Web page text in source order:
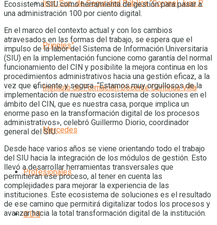
Inst. Sup. de Seguridad Pública “Coronel Juan P.
Pringles”
Instituto de Formación Docente Continua Villa
Mercedes
Profesionales
O.D.S
Ecosistema SIU como herramienta de gestión para pasar a
una administración 100 por ciento digital.
En el marco del contexto actual y con los cambios
atravesados en las formas del trabajo, se espera que el
impulso de la labor del Sistema de Información Universitaria
(SIU) en la implementación funcione como garantía del normal
funcionamiento del CIN y posibilite la mejora continua en los
procedimientos administrativos hacia una gestión eficaz, a la
vez que eficiente y segura. “Estamos muy orgullosos de la
implementación de nuestro ecosistema de soluciones en el
ámbito del CIN, que es nuestra casa, porque implica un
enorme paso en la transformación digital de los procesos
administrativos», celebró Guillermo Diorio, coordinador
general del SIU.
Desde hace varios años se viene orientando todo el trabajo
del SIU hacia la integración de los módulos de gestión. Esto
llevó a desarrollar herramientas transversales que
permitieran ese proceso, al tener en cuenta las
complejidades para mejorar la experiencia de las
instituciones. Este ecosistema de soluciones es el resultado
de ese camino que permitirá digitalizar todos los procesos y
avanzar hacia la total transformación digital de la institución.